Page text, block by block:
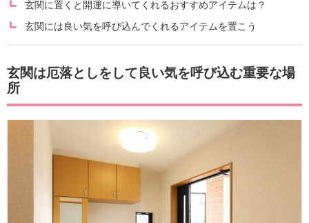
玄関に置くと開運に導いてくれるおすすめアイテムは？
玄関には良い気を呼び込んでくれるアイテムを置こう
玄関は厄落としをして良い気を呼び込む重要な場
所